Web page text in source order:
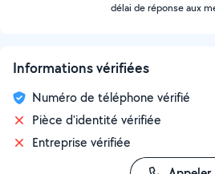
délai de réponse aux
Informations vérifiées
Numéro de téléphone vérifié
Pièce d'identité vérifiée
Entreprise vérifiée